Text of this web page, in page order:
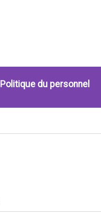
Politique du personnel